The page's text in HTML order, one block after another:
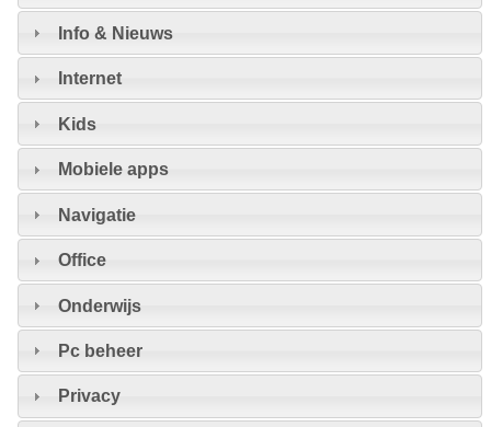
Info & Nieuws
Internet
Kids
Mobiele apps
Navigatie
Office
Onderwijs
Pc beheer
Privacy